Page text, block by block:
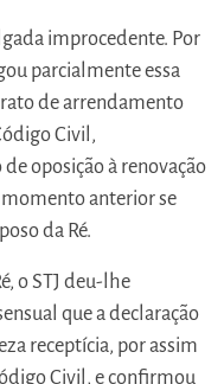
improcedente. Por
parcialmente essa
de arrendamento
Civil,
oposição à renovação
momento anterior se
da Ré.
o STJ deu-lhe
que a declaração
receptícia, por assim
Civil, e confirmou